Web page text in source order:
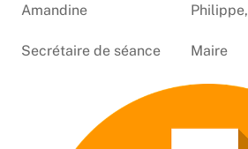
Amandine
Secrétaire de séance
Philippe,
Maire